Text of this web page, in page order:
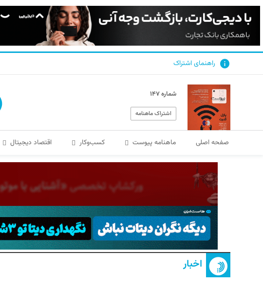
راهنمای اشتراک
شماره ۱۴۷
اشتراک ماهنامه
صفحه اصلی ماهنامه پیوست کسب‌و‌کار اقتصاد دیجیتال
اخبار